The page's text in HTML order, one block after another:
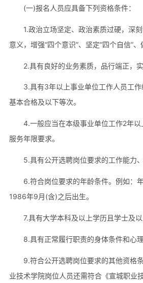
(一)报名人员应具备下列资格条件：
1.政治立场坚定、政治素质过硬，深
意义，增强“四个意识”、坚定“四个自信”、
2.具有良好的业务素质，品行端正，
3.具有3年以上事业单位工作人员工
基本合格及以下等次。
4.一般应当在本级事业单位工作2年
服务年限要求。
5.具有公开选聘岗位要求的工作能力
6.符合岗位要求的年龄条件。例如：
1986年9月(含)之后出生。
7.具有大学本科及以上学历且学士及以
8.具有正常履行职责的身体条件和心理
9.符合公开选聘岗位要求的其他资格
业技术学院岗位人员还需符合《宣城职业